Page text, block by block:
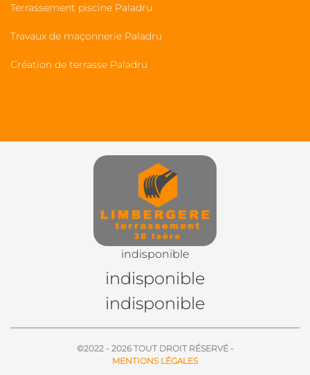
Terrassement piscine Paladru
Travaux de maçonnerie Paladru
Création de terrasse Paladru
indisponible
indisponible
indisponible
©2022 - 2026 TOUT DROIT RÉSERVÉ -
MENTIONS LÉGALES